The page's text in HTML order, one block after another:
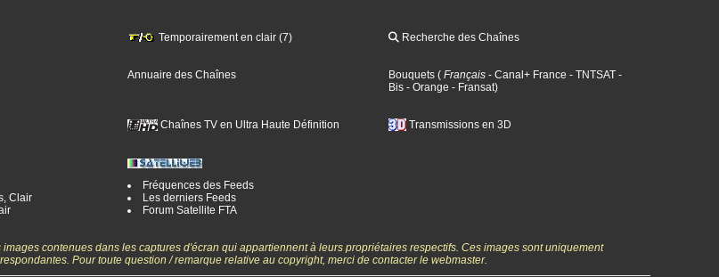
Temporairement en clair (7) Recherche des Chaînes
Annuaire des Chaînes Bouquets ( Français - Canal+ France - TNTSAT -
Bis - Orange - Fransat)
Chaînes TV en Ultra Haute Définition Transmissions en 3D
Clair
Fréquences des Feeds
Les derniers Feeds
Forum Satellite FTA
contenues dans les captures d'écran qui appartiennent à leurs propriétaires respectifs. Ces images sont uniquement
Pour toute question / remarque relative au copyright, merci de contacter le webmaster.